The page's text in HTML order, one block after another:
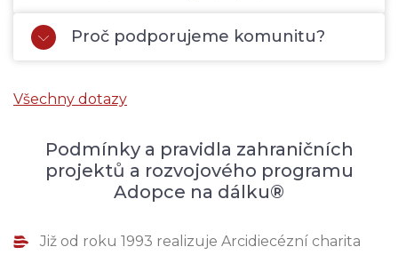
Proč podporujeme komunitu?
Všechny dotazy
Podmínky a pravidla zahraničních
projektů a rozvojového programu
Adopce na dálku®
Již od roku 1993 realizuje Arcidiecézní charita